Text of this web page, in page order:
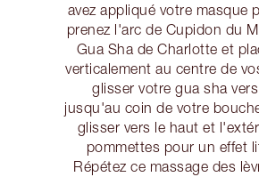
avez appliqué votre masque
prenez l'arc de Cupidon du
Gua Sha de Charlotte et
verticalement au centre de
glisser votre gua sha
jusqu'au coin de votre
glisser vers le haut et
pommettes pour un effet
Répétez ce massage des